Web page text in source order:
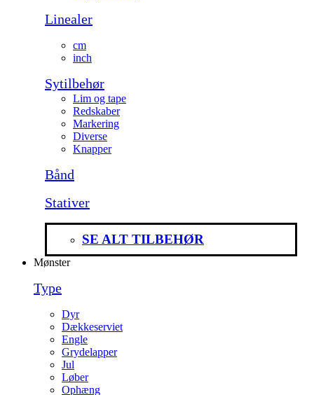
Linealer
cm
inch
Sytilbehør
Lim og tape
Redskaber
Markering
Diverse
Knapper
Bånd
Stativer
SE ALT TILBEHØR
Mønster
Type
Dyr
Dækkeserviet
Engle
Grydelapper
Jul
Løber
Ophæng